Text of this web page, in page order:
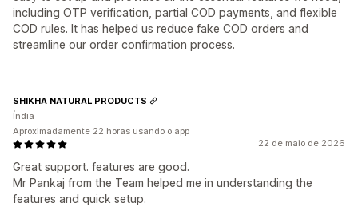
including OTP verification, partial COD payments, and flexible
COD rules. It has helped us reduce fake COD orders and
streamline our order confirmation process.
22 de maio de 2026
Great support. features are good.
Mr Pankaj from the Team helped me in understanding the
features and quick setup.
SHIKHA NATURAL PRODUCTS
Índia
Aproximadamente 22 horas usando o app